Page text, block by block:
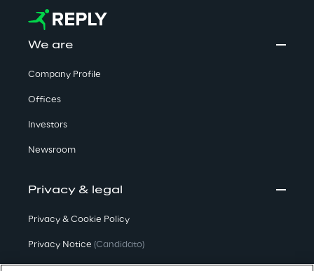
We are
Company Profile
Offices
Investors
Newsroom
Privacy & legal
Privacy & Cookie Policy
Privacy Notice (Candidato)